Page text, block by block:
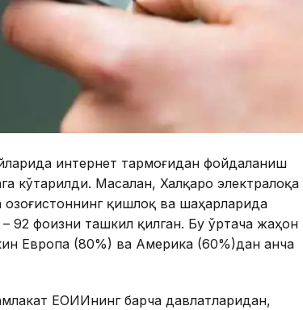
интернет тармоғидан фойдаланиш
кўтарилди. Масалан, Халқаро электралоқа
қишлоқ ва шаҳарларида
92 фоизни ташкил қилган. Бу ўртача жаҳон
Европа (80%) ва Америка (60%)дан анча
ЕОИИнинг барча давлатларидан,